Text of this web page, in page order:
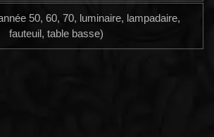
50, 60, 70, luminaire, lampadaire,
fauteuil, table basse)